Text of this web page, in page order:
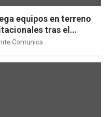
equipos en terreno
tras el
Comunica